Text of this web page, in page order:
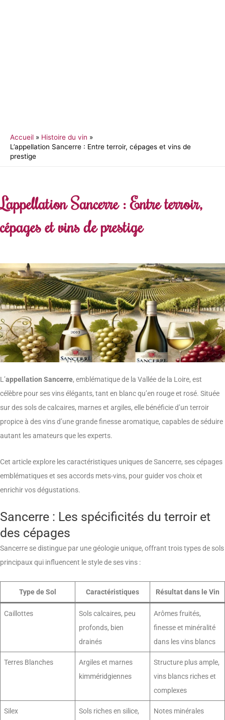
Accueil
Histoire du vin
L’appellation Sancerre : Entre terroir, cépages et vins de
prestige
L’appellation Sancerre : Entre terroir,
cépages et vins de prestige
L’appellation Sancerre, emblématique de la Vallée de la Loire, est
célèbre pour ses vins élégants, tant en blanc qu’en rouge et rosé. Située
sur des sols de calcaires, marnes et argiles, elle bénéficie d’un terroir
propice à des vins d’une grande finesse aromatique, capables de séduire
autant les amateurs que les experts.
Cet article explore les caractéristiques uniques de Sancerre, ses cépages
emblématiques et ses accords mets-vins, pour guider vos choix et
enrichir vos dégustations.
Sancerre : Les spécificités du terroir et
des cépages
Sancerre se distingue par une géologie unique, offrant trois types de sols
principaux qui influencent le style de ses vins :
Type de Sol Caractéristiques Résultat dans le Vin
Caillottes
Sols calcaires, peu
profonds, bien
drainés
Arômes fruités,
finesse et minéralité
dans les vins blancs
Terres Blanches
Argiles et marnes
kimméridgiennes
Structure plus ample,
vins blancs riches et
complexes
Silex
Sols riches en silice,
Notes minérales